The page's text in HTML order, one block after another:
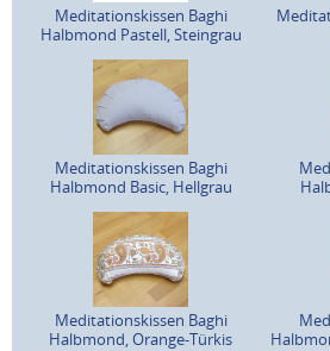
Meditationskissen Baghi
Halbmond Pastell, Steingrau
Meditationskissen Baghi
Halbmond Basic, Hellgrau
Meditationskissen Baghi
Halbmond, Orange-Türkis